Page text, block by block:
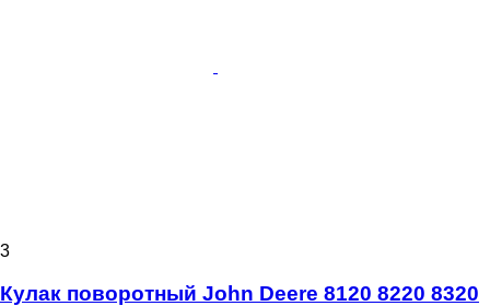
3
Кулак поворотный John Deere 8120 8220 8320